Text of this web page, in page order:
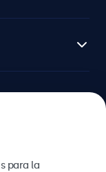
Svizzera
para la